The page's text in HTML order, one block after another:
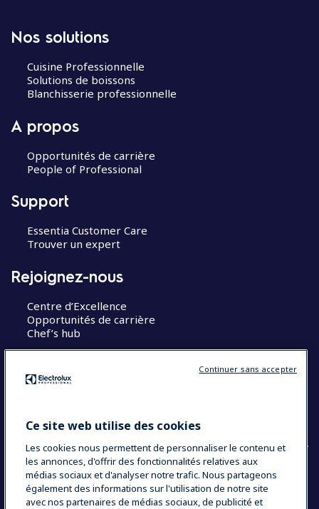
Nos solutions
Cuisine Professionnelle
Solutions de boissons
Blanchisserie professionnelle
A propos
Opportunités de carrière
People of Professional
Support
Essentia Customer Care
Trouver un expert
Rejoignez-nous
Centre d’Excellence
Opportunités de carrière
Chef’s hub
COUNTRY AND LANGUAGE
Ce site web utilise des cookies
Les cookies nous permettent de personnaliser le contenu et
les annonces, d'offrir des fonctionnalités relatives aux
médias sociaux et d'analyser notre trafic. Nous partageons
également des informations sur l'utilisation de notre site
avec nos partenaires de médias sociaux, de publicité et
Continuer sans accepter